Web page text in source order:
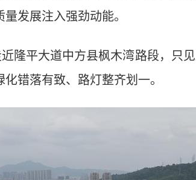
发展注入强劲动能。
平大道中方县枫木湾路段，只见
错落有致、路灯整齐划一。